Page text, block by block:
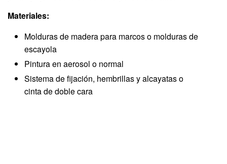
Materiales:
Molduras de madera para marcos o molduras de
escayola
Pintura en aerosol o normal
Sistema de fijación, hembrillas y alcayatas o
cinta de doble cara